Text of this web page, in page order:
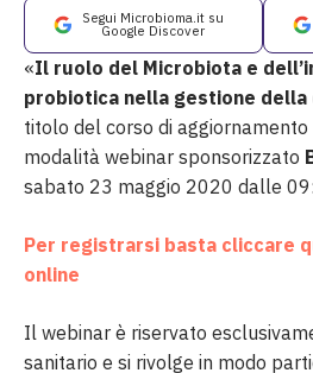
Segui Microbioma.it su
Google Discover
«Il ruolo del Microbiota e
probiotica nella gestione della
titolo del corso di aggiornamento
modalità webinar sponsorizzato
sabato 23 maggio 2020 dalle
Per registrarsi basta cliccare
online
Il webinar è riservato
sanitario e si rivolge in modo